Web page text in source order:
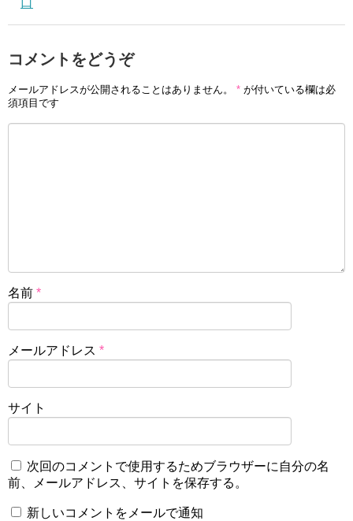
コメントをどうぞ
メールアドレスが公開されることはありません。 * が付いている欄は必
須項目です
名前 *
メールアドレス *
サイト
次回のコメントで使用するためブラウザーに自分の名
前、メールアドレス、サイトを保存する。
新しいコメントをメールで通知